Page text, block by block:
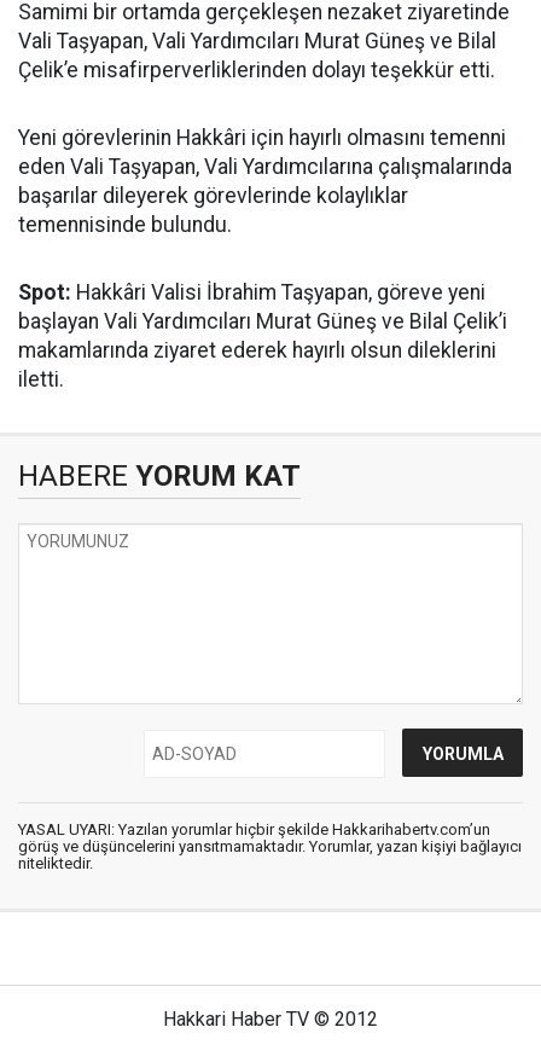
Samimi bir ortamda gerçekleşen nezaket ziyaretinde
Vali Taşyapan, Vali Yardımcıları Murat Güneş ve Bilal
Çelik’e misafirperverliklerinden dolayı teşekkür etti.
Yeni görevlerinin Hakkâri için hayırlı olmasını temenni
eden Vali Taşyapan, Vali Yardımcılarına çalışmalarında
başarılar dileyerek görevlerinde kolaylıklar
temennisinde bulundu.
Spot: Hakkâri Valisi İbrahim Taşyapan, göreve yeni
başlayan Vali Yardımcıları Murat Güneş ve Bilal Çelik’i
makamlarında ziyaret ederek hayırlı olsun dileklerini
iletti.
HABERE YORUM KAT
YASAL UYARI: Yazılan yorumlar hiçbir şekilde Hakkarihabertv.com’un
görüş ve düşüncelerini yansıtmamaktadır. Yorumlar, yazan kişiyi bağlayıcı
niteliktedir.
Hakkari Haber TV © 2012